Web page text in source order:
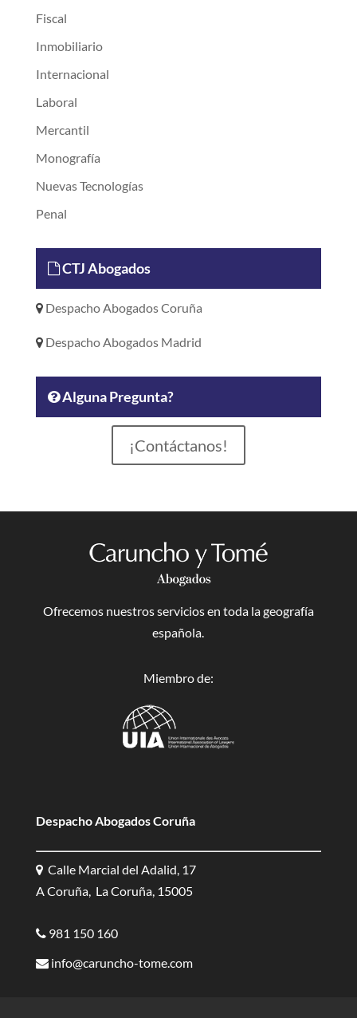
Fiscal
Inmobiliario
Internacional
Laboral
Mercantil
Monografía
Nuevas Tecnologías
Penal
CTJ Abogados
Despacho Abogados Coruña
Despacho Abogados Madrid
Alguna Pregunta?
¡Contáctanos!
Ofrecemos nuestros servicios en toda la geografía
española.
Miembro de:
Despacho Abogados Coruña
Calle Marcial del Adalid, 17
A Coruña, La Coruña, 15005
981 150 160
info@caruncho-tome.com